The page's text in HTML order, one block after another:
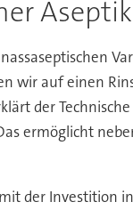
Aseptik
wir auf einen
der
ermöglicht
der Investition